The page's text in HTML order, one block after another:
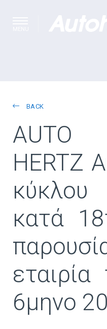
BACK
AUTO
HERTZ
κύκλου
κατά
6μηνο